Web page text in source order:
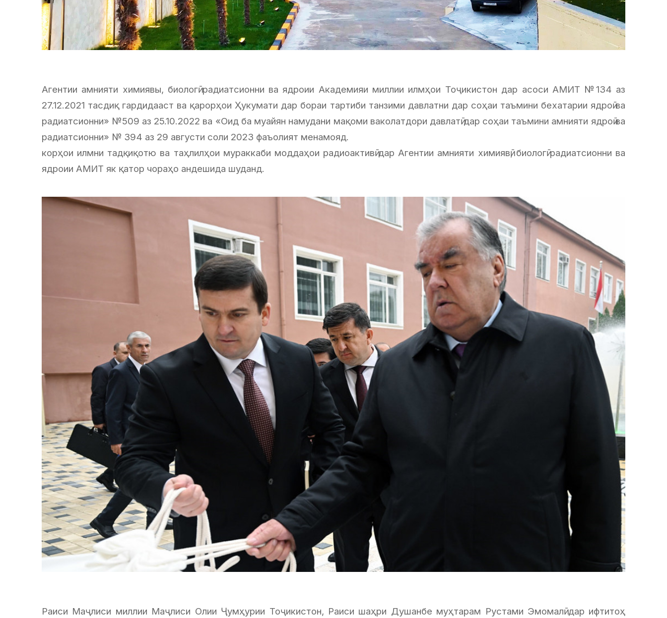
Агентии амнияти химиявы, биологӣ радиатсионни ва ядроии Академияи миллии илмҳои Тоҷикистон дар асоси АМИТ №134 аз
27.12.2021 тасдиқ гардидааст ва қарорҳои Ҳукумати дар бораи тартиби танзими давлатни дар соҳаи таъмини бехатарии ядроӣ ва
радиатсионни» №509 аз 25.10.2022 ва «Оид ба муайян намудани мақоми ваколатдори давлатӣ дар соҳаи таъмини амнияти ядроӣ ва
радиатсионни» № 394 аз 29 августи соли 2023 фаъолият менамояд.
корҳои илмни тадқиқотю ва таҳлилҳои мураккаби моддаҳои радиоактивӣ дар Агентии амнияти химиявӣ, биологӣ радиатсионни ва
ядроии АМИТ як қатор чораҳо андешида шуданд.
Раиси Маҷлиси миллии Маҷлиси Олии Ҷумҳурии Тоҷикистон, Раиси шаҳри Душанбе муҳтарам Рустами Эмомалӣ дар ифтитоҳ